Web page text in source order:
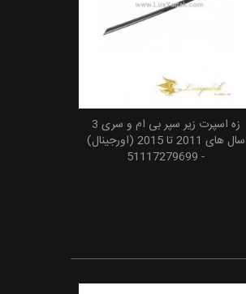
افزودن به سبد خرید
زه اسپرت زیر سپر بی ام و سری 3
سال های 2011 تا 2015 (اورجینال)
- 51117279699